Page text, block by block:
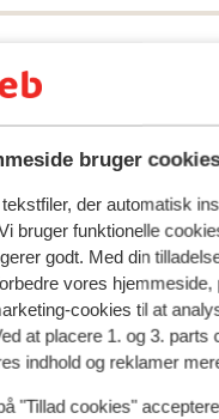
bruger cookies
der automatisk
bruger funktionelle
godt. Med din
vores
cookies til at
at placere 1. og 3.
indhold og reklamer
"Tillad cookies"
der passer dig i
i den pris, som du
173